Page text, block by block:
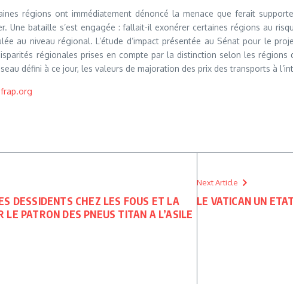
régions ont immédiatement dénoncé la menace que ferait
Une bataille s’est engagée : fallait-il exonérer certaines régions au
au niveau régional. L’étude d’impact présentée au Sénat pour le
régionales prises en compte par la distinction selon les
défini à ce jour, les valeurs de majoration des prix des transports à
DESSIDENTS CHEZ LES FOUS ET LA
LE PATRON DES PNEUS TITAN A L’ASILE
Next Article
LE VATICAN UN